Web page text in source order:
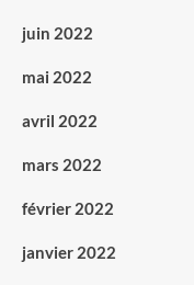
juin 2022
mai 2022
avril 2022
mars 2022
février 2022
janvier 2022